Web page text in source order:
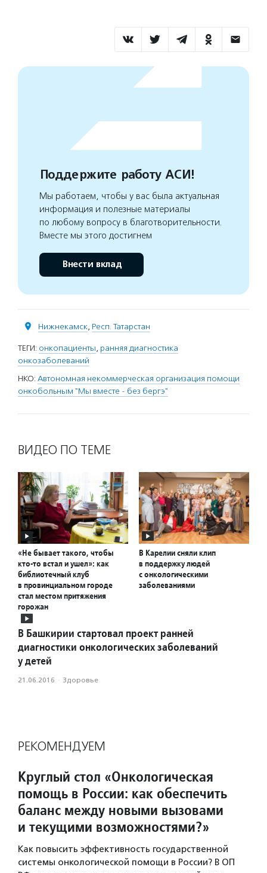
Поддержите работу АСИ!
Мы работаем, чтобы у вас была актуальная
информация и полезные материалы
по любому вопросу в благотворительности.
Вместе мы этого достигнем
Внести вклад
Нижнекамск, Респ. Татарстан
ТЕГИ: онкопациенты, ранняя диагностика
онкозаболеваний
НКО: Автономная некоммерческая организация помощи
онкобольным "Мы вместе - без бергэ"
ВИДЕО ПО ТЕМЕ
«Не бывает такого, чтобы
кто-то встал и ушел»: как
библиотечный клуб
в провинциальном городе
стал местом притяжения
горожан
В Карелии сняли клип
в поддержку людей
с онкологическими
заболеваниями
В Башкирии стартовал проект ранней
диагностики онкологических заболеваний
у детей
21.06.2016 · Здоровье
РЕКОМЕНДУЕМ
Круглый стол «Онкологическая
помощь в России: как обеспечить
баланс между новыми вызовами
и текущими возможностями?»
Как повысить эффективность государственной
системы онкологической помощи в России? В ОП